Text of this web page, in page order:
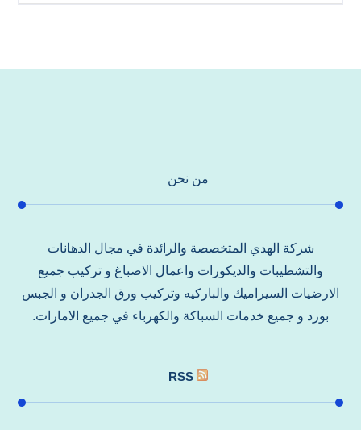
من نحن
شركة الهدي المتخصصة والرائدة في مجال الدهانات
والتشطيبات والديكورات واعمال الاصباغ و تركيب جميع
الارضيات السيراميك والباركيه وتركيب ورق الجدران و الجبس
بورد و جميع خدمات السباكة والكهرباء في جميع الامارات.
RSS